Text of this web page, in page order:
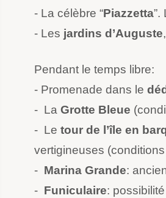
- La célèbre “Piazzetta”.
- Les jardins d’Auguste
Pendant le temps libre:
- Promenade dans le
- La Grotte Bleue
- Le tour de l’île en
vertigineuses
- Marina Grande:
- Funiculaire: